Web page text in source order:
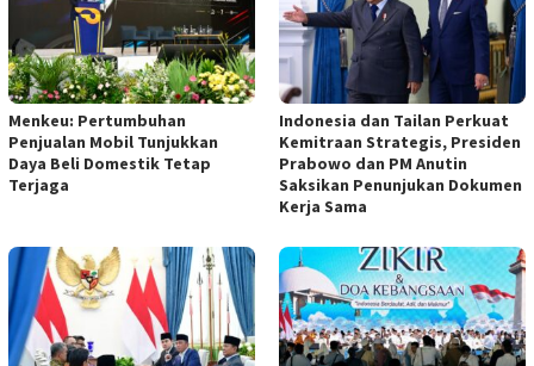
Menkeu: Pertumbuhan
Penjualan Mobil Tunjukkan
Daya Beli Domestik Tetap
Terjaga
Indonesia dan Tailan Perkuat
Kemitraan Strategis, Presiden
Prabowo dan PM Anutin
Saksikan Penunjukan Dokumen
Kerja Sama